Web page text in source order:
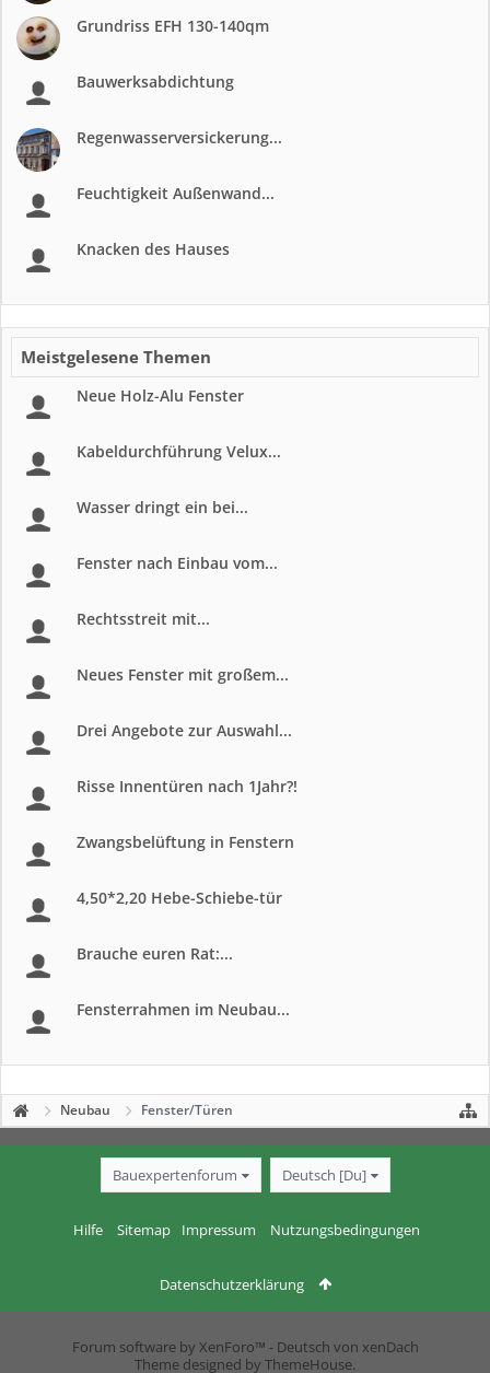
Grundriss EFH 130-140qm
Bauwerksabdichtung
Regenwasserversickerung...
Feuchtigkeit Außenwand...
Knacken des Hauses
Meistgelesene Themen
Neue Holz-Alu Fenster
Kabeldurchführung Velux...
Wasser dringt ein bei...
Fenster nach Einbau vom...
Rechtsstreit mit...
Neues Fenster mit großem...
Drei Angebote zur Auswahl...
Risse Innentüren nach 1Jahr?!
Zwangsbelüftung in Fenstern
4,50*2,20 Hebe-Schiebe-tür
Brauche euren Rat:...
Fensterrahmen im Neubau...
Neubau Fenster/Türen
Bauexpertenforum Deutsch [Du]
Hilfe Sitemap Impressum Nutzungsbedingungen
Datenschutzerklärung
Forum software by XenForo™ - Deutsch von xenDach
Theme designed by ThemeHouse.